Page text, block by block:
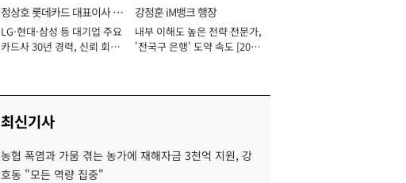
정상호 롯데카드 대표이사 사
장
LG·현대·삼성 등 대기업 주요
카드사 30년 경력, 신뢰 회복
강정훈 iM뱅크 행장
내부 이해도 높은 전략 전문가,
'전국구 은행' 도약 속도 [2026
최신기사
농협 폭염과 가뭄 겪는 농가에 재해자금 3천억 지원, 강
호동 "모든 역량 집중"